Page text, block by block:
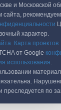
и Московской
сайта,
характер.
Карта проектов
от Google
использования.
преследуется по